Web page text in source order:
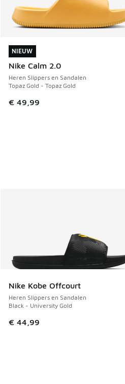
NIEUW
Nike Calm 2.0
Heren Slippers en Sandalen
Topaz Gold - Topaz Gold
€ 49,99
NIEUW
Nike Kobe Offcourt
Heren Slippers en Sandalen
Black - University Gold
€ 44,99